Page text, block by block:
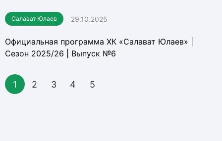
Салават Юлаев 29.10.2025
Официальная программа ХК «Салават Юлаев» |
Сезон 2025/26 | Выпуск №6
1 2 3 4 5